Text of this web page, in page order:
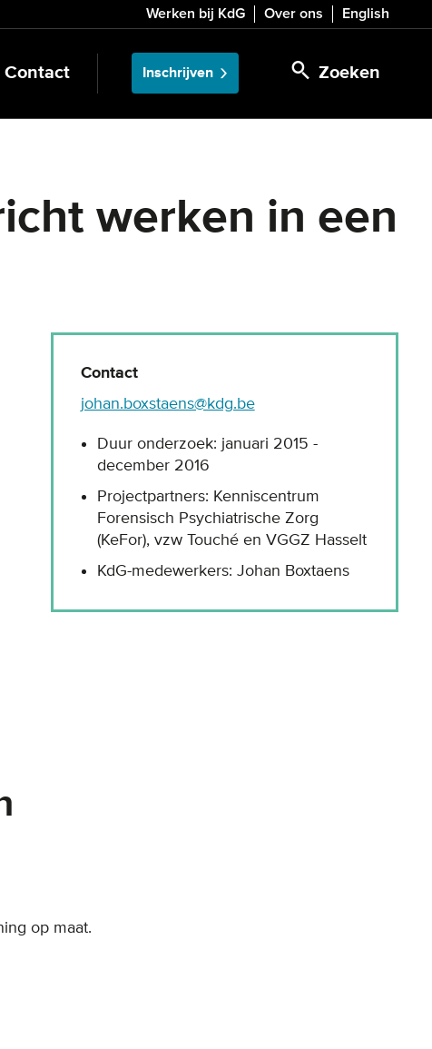
Werken bij KdG Over ons English
Zoeken
Contact Inschrijven
werken in een
Contact
johan.boxstaens@kdg.be
Duur onderzoek: januari 2015 -
december 2016
Projectpartners: Kenniscentrum
Forensisch Psychiatrische Zorg
(KeFor), vzw Touché en VGGZ Hasselt
KdG-medewerkers: Johan Boxtaens
op maat.